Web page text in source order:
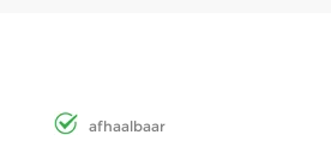
afhaalbaar